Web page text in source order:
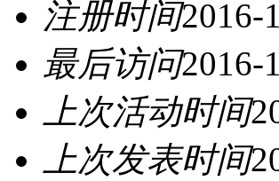
注册时间2016-
最后访问2016-
上次活动时间
上次发表时间